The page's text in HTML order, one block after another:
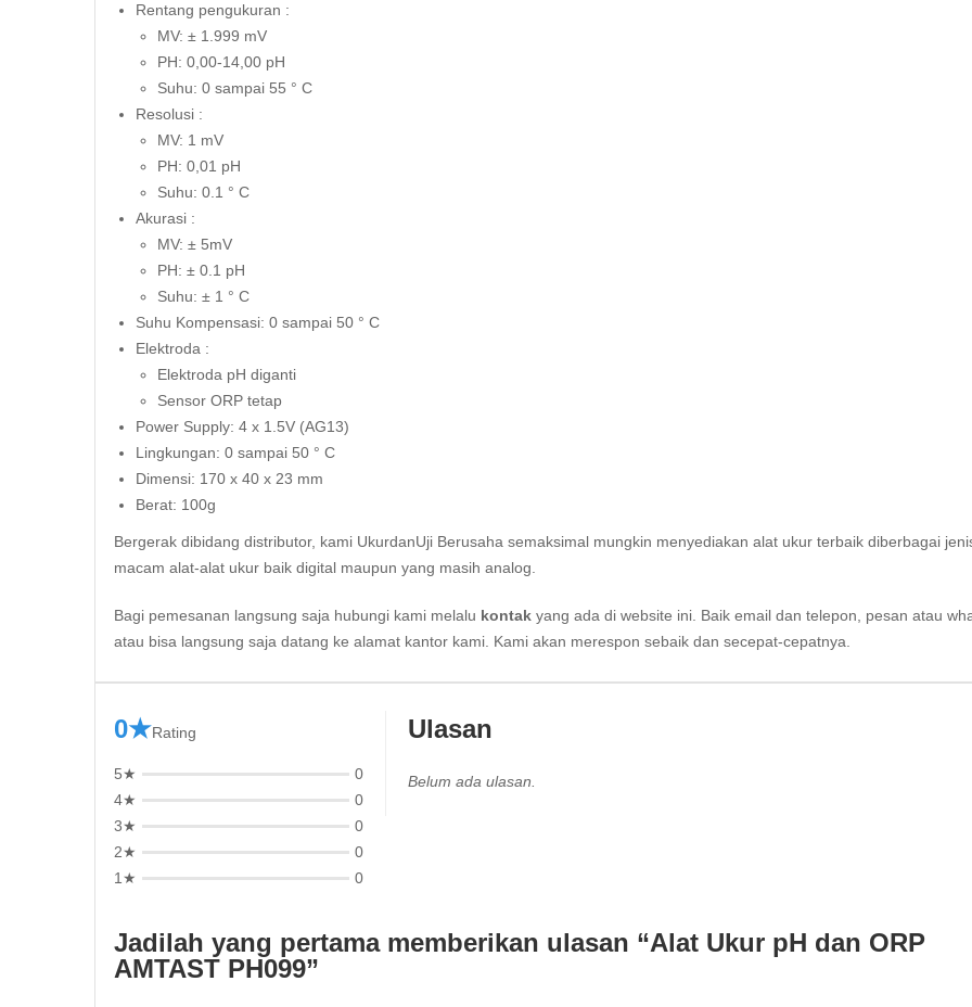
Rentang pengukuran :
MV: ± 1.999 mV
PH: 0,00-14,00 pH
Suhu: 0 sampai 55 ° C
Resolusi :
MV: 1 mV
PH: 0,01 pH
Suhu: 0.1 ° C
Akurasi :
MV: ± 5mV
PH: ± 0.1 pH
Suhu: ± 1 ° C
Suhu Kompensasi: 0 sampai 50 ° C
Elektroda :
Elektroda pH diganti
Sensor ORP tetap
Power Supply: 4 x 1.5V (AG13)
Lingkungan: 0 sampai 50 ° C
Dimensi: 170 x 40 x 23 mm
Berat: 100g
Bergerak dibidang distributor, kami UkurdanUji Berusaha semaksimal mungkin menyediakan alat ukur terbaik diberbagai
macam alat-alat ukur baik digital maupun yang masih analog.
Bagi pemesanan langsung saja hubungi kami melalu kontak yang ada di website ini. Baik email dan telepon, pesan atau
atau bisa langsung saja datang ke alamat kantor kami. Kami akan merespon sebaik dan secepat-cepatnya.
0★Rating
5★
0
4★
0
3★
0
2★
0
1★
0
Ulasan
Belum ada ulasan.
Jadilah yang pertama memberikan ulasan “Alat Ukur pH dan ORP
AMTAST PH099”